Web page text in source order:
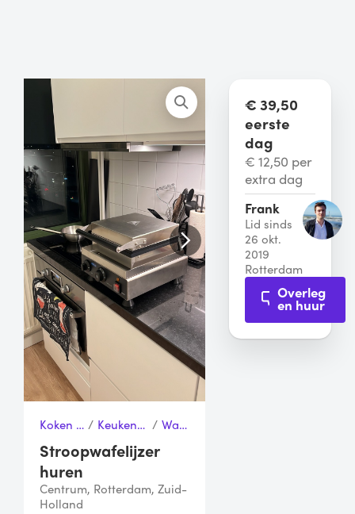
Koken & Tafelen / Keukenapparaten / Wafelijzer
Stroopwafelijzer
huren
Centrum, Rotterdam, Zuid-
Holland
€ 39,50
eerste
dag
€ 12,50 per
extra dag
Frank
Lid sinds
26 okt.
2019
Rotterdam
Overleg
en huur